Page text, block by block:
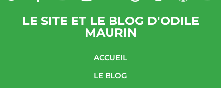
LE SITE ET LE BLOG D'ODILE
MAURIN
ACCUEIL
LE BLOG